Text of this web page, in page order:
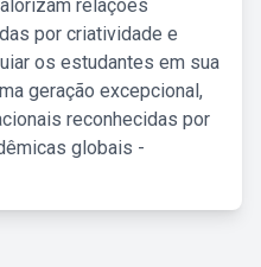
relações
por criatividade e
os estudantes em sua
geração excepcional,
reconhecidas por
globais -